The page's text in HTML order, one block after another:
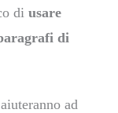
diusare
di
ad